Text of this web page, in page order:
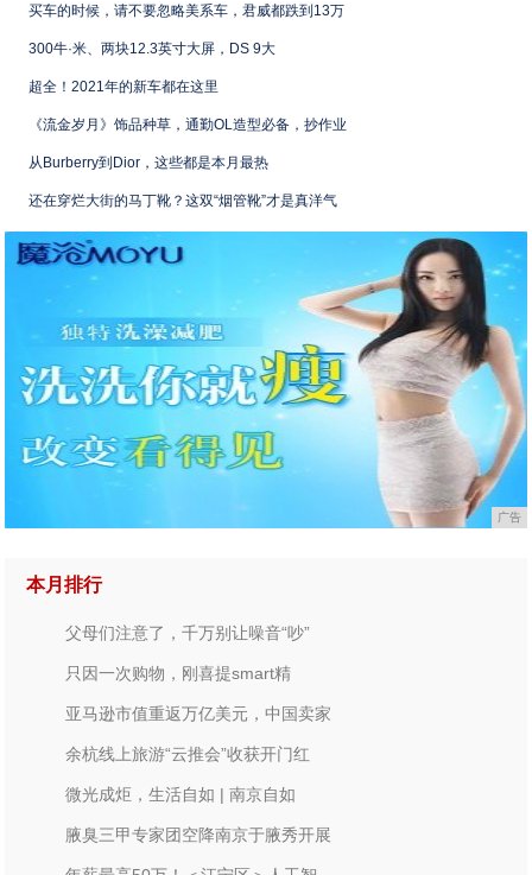
买车的时候，请不要忽略美系车，君威都跌到13万
300牛·米、两块12.3英寸大屏，DS 9大
超全！2021年的新车都在这里
《流金岁月》饰品种草，通勤OL造型必备，抄作业
从Burberry到Dior，这些都是本月最热
还在穿烂大街的马丁靴？这双“烟管靴”才是真洋气
广告
本月排行
父母们注意了，千万别让噪音“吵”
只因一次购物，刚喜提smart精
亚马逊市值重返万亿美元，中国卖家
余杭线上旅游“云推会”收获开门红
微光成炬，生活自如 | 南京自如
腋臭三甲专家团空降南京于腋秀开展